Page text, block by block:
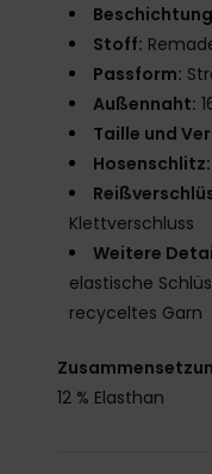
Stoff:
Passform:
Außennaht:
Taille und
Hosenschlitz:
Klettverschluss
Weitere
elastische
recyceltes Garn
12 % Elasthan